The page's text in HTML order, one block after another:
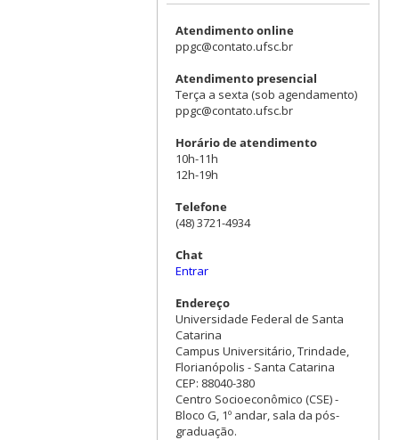
Atendimento online
ppgc@contato.ufsc.br
Atendimento presencial
Terça a sexta (sob agendamento)
ppgc@contato.ufsc.br
Horário de atendimento
10h-11h
12h-19h
Telefone
(48) 3721-4934
Chat
Entrar
Endereço
Universidade Federal de Santa
Catarina
Campus Universitário, Trindade,
Florianópolis - Santa Catarina
CEP: 88040-380
Centro Socioeconômico (CSE) -
Bloco G, 1º andar, sala da pós-
graduação.